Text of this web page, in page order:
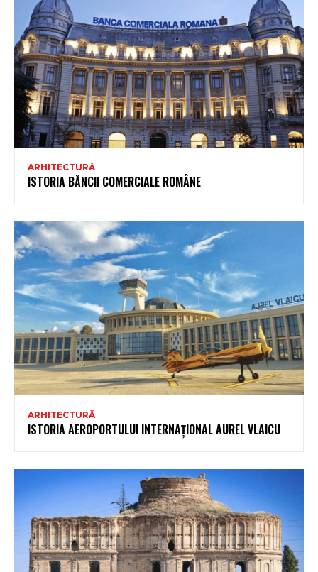
ARHITECTURĂ
ISTORIA BĂNCII COMERCIALE ROMÂNE
ARHITECTURĂ
ISTORIA AEROPORTULUI INTERNAȚIONAL AUREL VLAICU